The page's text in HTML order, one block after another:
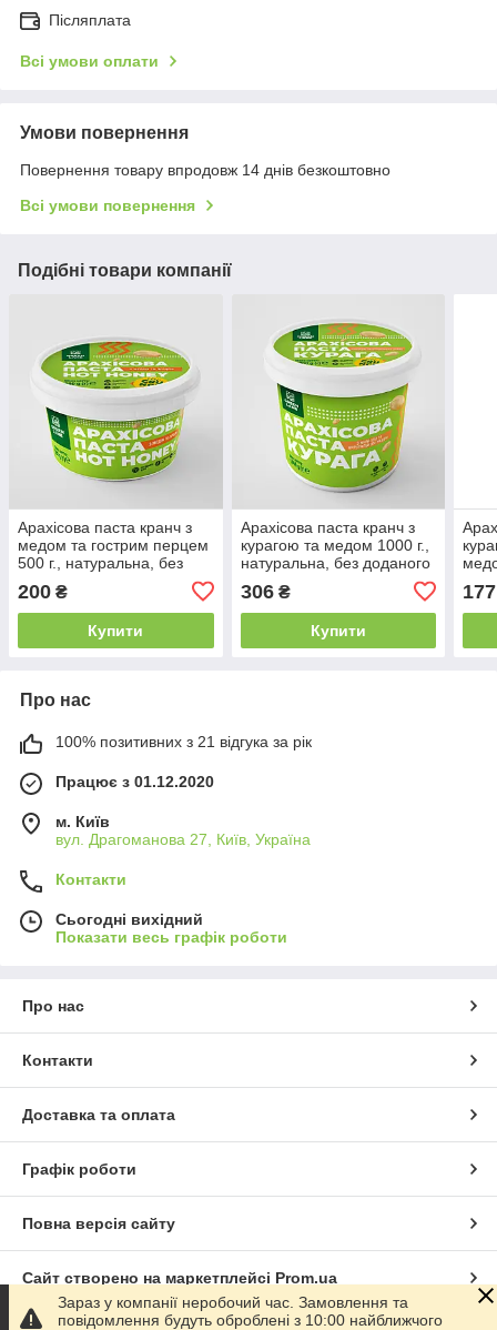
Післяплата
Всі умови оплати
Умови повернення
Повернення товару впродовж 14 днів безкоштовно
Всі умови повернення
Подібні товари компанії
Арахісова паста кранч з
медом та гострим перцем
500 г., натуральна, без
HONEY CRUNCH
200 ₴
Купити
Арахісова паста кранч з
курагою та медом 1000 г.,
натуральна, без доданого
306₴
Купити
177
Про нас
100% позитивних з 21 відгука за рік
Працює з 01.12.2020
м. Київ
вул. Драгоманова 27, Київ, Україна
Контакти
Сьогодні вихідний
Показати весь графік роботи
Про нас
Контакти
Доставка та оплата
Графік роботи
Повна версія сайту
Сайт створено на маркетплейсі Prom.ua
Зараз у компанії неробочий час. Замовлення та
повідомлення будуть оброблені з 10:00 найближчого